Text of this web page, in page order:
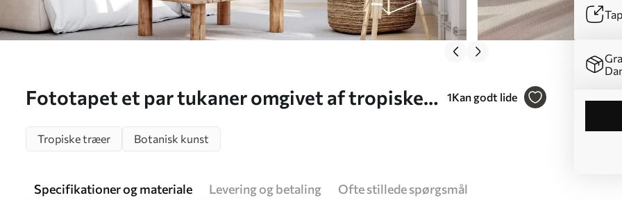
Fototapet et par tukaner omgivet af tropiske
1Kan godt lide
Tropiske træer Botanisk kunst
Specifikationer og materiale Levering og betaling Ofte stillede spørgsmål